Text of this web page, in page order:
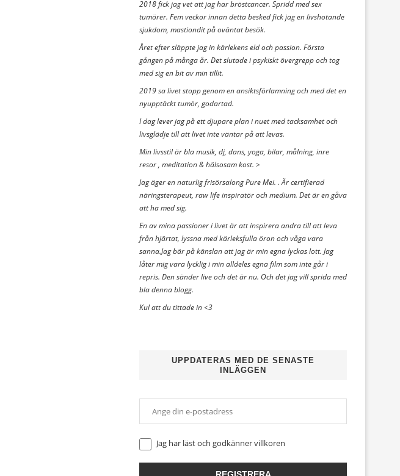
2018 fick jag vet att jag har bröstcancer. Spridd med sex
tumörer. Fem veckor innan detta besked fick jag en livshotande
sjukdom, mastiondit på oväntat besök.
Året efter släppte jag in kärlekens eld och passion. Första
gången på många år. Det slutade i psykiskt övergrepp och tog
med sig en bit av min tillit.
2019 sa livet stopp genom en ansiktsförlamning och med det en
nyupptäckt tumör, godartad.
I dag lever jag på ett djupare plan i nuet med tacksamhet och
livsglädje till att livet inte väntar på att levas.
Min livsstil är bla musik, dj, dans, yoga, bilar, målning, inre
resor , meditation & hälsosam kost. >
Jag äger en naturlig frisörsalong Pure Mei. . Är certifierad
näringsterapeut, raw life inspiratör och medium. Det är en gåva
att ha med sig.
En av mina passioner i livet är att inspirera andra till att leva
från hjärtat, lyssna med kärleksfulla öron och våga vara
sanna.Jag bär på känslan att jag är min egna lyckas lott. Jag
låter mig vara lycklig i min alldeles egna film som inte går i
repris. Den sänder live och det är nu. Och det jag vill sprida med
bla denna blogg.
Kul att du tittade in <3
UPPDATERAS MED DE SENASTE
INLÄGGEN
Jag har läst och godkännervillkoren